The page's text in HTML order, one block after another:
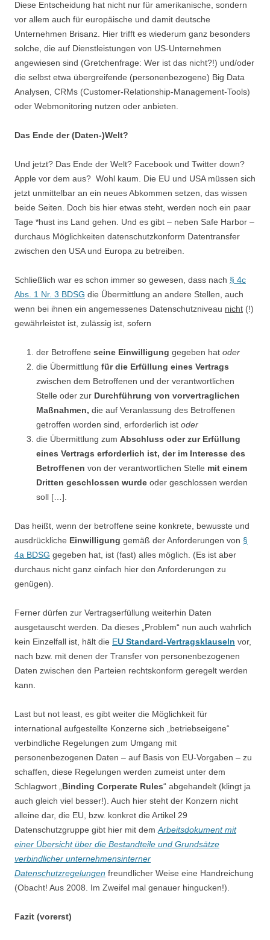
Diese Entscheidung hat nicht nur für amerikanische, sondern
vor allem auch für europäische und damit deutsche
Unternehmen Brisanz. Hier trifft es wiederum ganz besonders
solche, die auf Dienstleistungen von US-Unternehmen
angewiesen sind (Gretchenfrage: Wer ist das nicht?!) und/oder
die selbst etwa übergreifende (personenbezogene) Big Data
Analysen, CRMs (Customer-Relationship-Management-Tools)
oder Webmonitoring nutzen oder anbieten.
Das Ende der (Daten-)Welt?
Und jetzt? Das Ende der Welt? Facebook und Twitter down?
Apple vor dem aus? Wohl kaum. Die EU und USA müssen sich
jetzt unmittelbar an ein neues Abkommen setzen, das wissen
beide Seiten. Doch bis hier etwas steht, werden noch ein paar
Tage *hust ins Land gehen. Und es gibt – neben Safe Harbor –
durchaus Möglichkeiten datenschutzkonform Datentransfer
zwischen den USA und Europa zu betreiben.
Schließlich war es schon immer so gewesen, dass nach § 4c
Abs. 1 Nr. 3 BDSG die Übermittlung an andere Stellen, auch
wenn bei ihnen ein angemessenes Datenschutzniveau nicht (!)
gewährleistet ist, zulässig ist, sofern
der Betroffene seine Einwilligung gegeben hat oder
die Übermittlung für die Erfüllung eines Vertrags
zwischen dem Betroffenen und der verantwortlichen
Stelle oder zur Durchführung von vorvertraglichen
Maßnahmen, die auf Veranlassung des Betroffenen
getroffen worden sind, erforderlich ist oder
die Übermittlung zum Abschluss oder zur Erfüllung
eines Vertrags erforderlich ist, der im Interesse des
Betroffenen von der verantwortlichen Stelle mit einem
Dritten geschlossen wurde oder geschlossen werden
soll […].
Das heißt, wenn der betroffene seine konkrete, bewusste und
ausdrückliche Einwilligung gemäß der Anforderungen von §
4a BDSG gegeben hat, ist (fast) alles möglich. (Es ist aber
durchaus nicht ganz einfach hier den Anforderungen zu
genügen).
Ferner dürfen zur Vertragserfüllung weiterhin Daten
ausgetauscht werden. Da dieses „Problem“ nun auch wahrlich
kein Einzelfall ist, hält die EU Standard-Vertragsklauseln vor,
nach bzw. mit denen der Transfer von personenbezogenen
Daten zwischen den Parteien rechtskonform geregelt werden
kann.
Last but not least, es gibt weiter die Möglichkeit für
international aufgestellte Konzerne sich „betriebseigene“
verbindliche Regelungen zum Umgang mit
personenbezogenen Daten – auf Basis von EU-Vorgaben – zu
schaffen, diese Regelungen werden zumeist unter dem
Schlagwort „Binding Corperate Rules“ abgehandelt (klingt ja
auch gleich viel besser!). Auch hier steht der Konzern nicht
alleine dar, die EU, bzw. konkret die Artikel 29
Datenschutzgruppe gibt hier mit demArbeitsdokument mit
einer Übersicht über die Bestandteile und Grundsätze
verbindlicher unternehmensinterner
Datenschutzregelungen freundlicher Weise eine Handreichung
(Obacht! Aus 2008. Im Zweifel mal genauer hingucken!).
Fazit (vorerst)